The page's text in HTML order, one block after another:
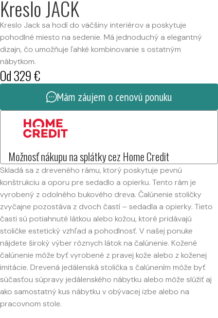
Kreslo JACK
Kreslo Jack sa hodí do väčšiny interiérov a poskytuje
pohodlné miesto na sedenie. Má jednoduchý a elegantný
dizajn, čo umožňuje ľahké kombinovanie s ostatným
nábytkom.
Od329€
Mám záujem o cenovú ponuku
Možnosť nákupu na splátky cez Home Credit
Skladá sa z dreveného rámu, ktorý poskytuje pevnú
konštrukciu a oporu pre sedadlo a opierku. Tento rám je
vyrobený z odolného bukového dreva. Čalúnenie stoličky
zvyčajne pozostáva z dvoch častí – sedadla a opierky. Tieto
časti sú potiahnuté látkou alebo kožou, ktoré pridávajú
stoličke estetický vzhľad a pohodlnosť. V našej ponuke
nájdete široký výber rôznych látok na čalúnenie. Kožené
čalúnenie môže byť vyrobené z pravej kože alebo z koženej
imitácie. Drevená jedálenská stolička s čalúnením môže byť
súčasťou súpravy jedálenského nábytku alebo môže slúžiť aj
ako samostatný kus nábytku v obývacej izbe alebo na
pracovnom stole.